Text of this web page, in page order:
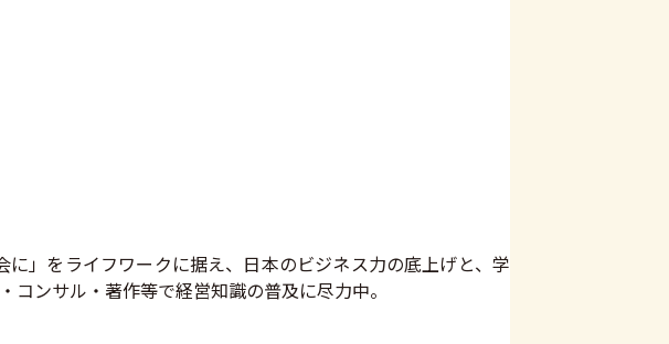
」をライフワークに据え、日本のビジネス力の底上げと、学
ンサル・著作等で経営知識の普及に尽力中。